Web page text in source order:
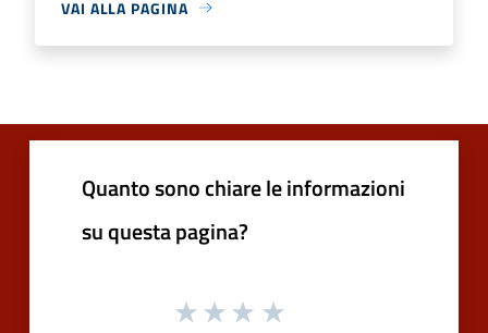
VAI ALLA PAGINA
Quanto sono chiare le informazioni
su questa pagina?